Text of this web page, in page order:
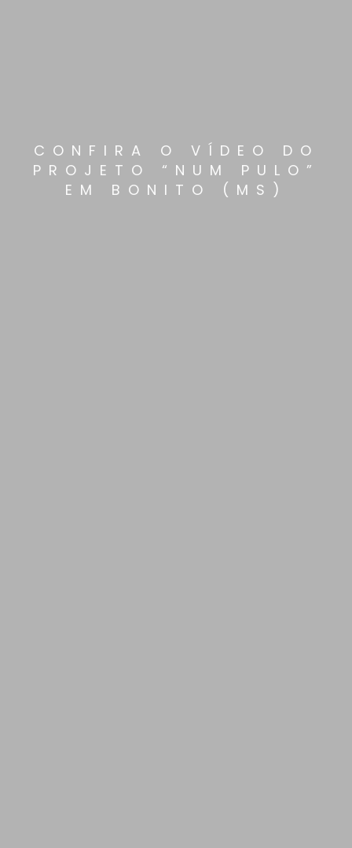
CONFIRA O VÍDEO DO
PROJETO “NUM PULO”
EM BONITO (MS)